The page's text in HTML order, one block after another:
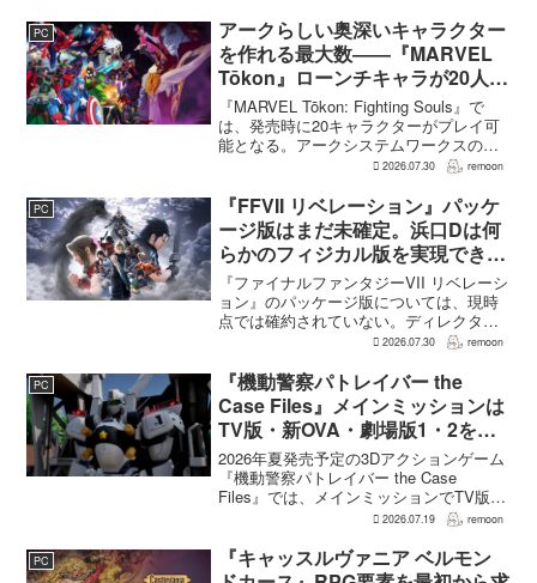
各プ...
PC
アークらしい奥深いキャラクター
を作れる最大数――『MARVEL
Tōkon』ローンチキャラが20人に
なった理由
『MARVEL Tōkon: Fighting Souls』で
は、発売時に20キャラクターがプレイ可
能となる。アークシステムワークスの山
中丈嗣プロデューサーは、この人数につ
果だと説明。そのうえで、同社らし...
2026.07.30 remoon
PC
『FFVII リベレーション』パッケ
ージ版はまだ未確定。浜口Dは何
らかのフィジカル版を実現できる
よう調整中
『ファイナルファンタジーVII リベレーシ
ョン』のパッケージ版については、現時
点では確約されていない。ディレクター
の浜口直樹氏によると、具体的な商品ラ
フィジカル版を実現できるよう調整を進
めているという。G...
2026.07.30 remoon
PC
『機動警察パトレイバー the
Case Files』メインミッションは
TV版・新OVA・劇場版1・2をカ
バー。零式とヘルハウンドを動か
すため“アナザーサイドミッショ
ン”を実装
2026年夏発売予定の3Dアクションゲーム
『機動警察パトレイバー the Case
Files』では、メインミッションでTV版、
新OVA、劇場版第1作・第2作の範囲をカ
ーを務めるグッドスマイルカンパニー
の...
2026.07.19 remoon
PC
『キャッスルヴァニア ベルモン